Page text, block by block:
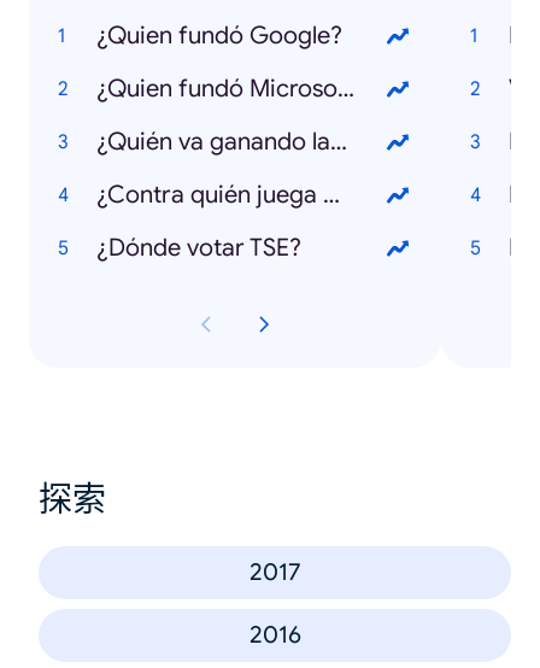
¿Quien fundó Google?
¿Quien fundó Microsoft?
¿Quién va ganando las elecciones 2018?
¿Contra quién juega Costa Rica en el Mundial 2018?
¿Dónde votar TSE?
探索
2017
2016